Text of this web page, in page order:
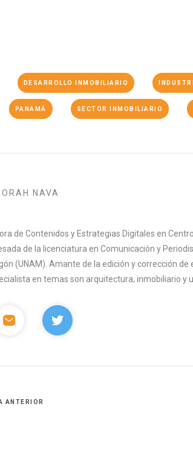
DESARROLLO INMOBILIARIO
PANAMÁ SECTOR INMOBILIARIO
NAVA
de Contenidos y Estrategias Digitales en
de la licenciatura en Comunicación y
(UNAM). Amante de la edición y corrección
en temas son arquitectura, inmobiliario y
ANTERIOR